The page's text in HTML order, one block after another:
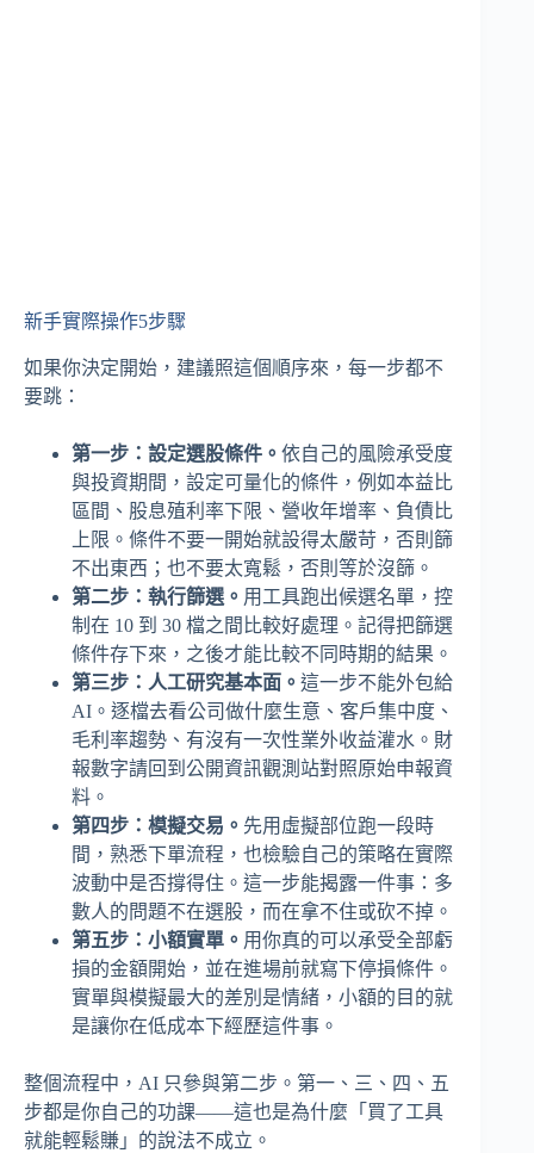
新手實際操作5步驟
如果你決定開始，建議照這個順序來，每一步都不
要跳：
第一步：設定選股條件。 依自己的風險承受度
與投資期間，設定可量化的條件，例如本益比
區間、股息殖利率下限、營收年增率、負債比
上限。條件不要一開始就設得太嚴苛，否則篩
不出東西；也不要太寬鬆，否則等於沒篩。
第二步：執行篩選。 用工具跑出候選名單，控
制在 10 到 30 檔之間比較好處理。記得把篩選
條件存下來，之後才能比較不同時期的結果。
第三步：人工研究基本面。 這一步不能外包給
AI。逐檔去看公司做什麼生意、客戶集中度、
毛利率趨勢、有沒有一次性業外收益灌水。財
報數字請回到公開資訊觀測站對照原始申報資
料。
第四步：模擬交易。 先用虛擬部位跑一段時
間，熟悉下單流程，也檢驗自己的策略在實際
波動中是否撐得住。這一步能揭露一件事：多
數人的問題不在選股，而在拿不住或砍不掉。
第五步：小額實單。 用你真的可以承受全部虧
損的金額開始，並在進場前就寫下停損條件。
實單與模擬最大的差別是情緒，小額的目的就
是讓你在低成本下經歷這件事。
整個流程中，AI 只參與第二步。第一、三、四、五
步都是你自己的功課——這也是為什麼「買了工具
就能輕鬆賺」的說法不成立。